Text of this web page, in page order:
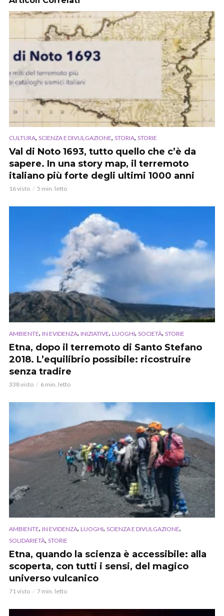
CULTURA, SCIENZA E DIVULGAZIONE, STORIA, STORIE
Val di Noto 1693, tutto quello che c’è da
sapere. In una story map, il terremoto
italiano più forte degli ultimi 1000 anni
16 visto 5 min. letto
AMBIENTE, IN EVIDENZA, INIZIATIVE, LUOGHI, SOCIETÀ, STORIE
Etna, dopo il terremoto di Santo Stefano
2018. L’equilibrio possibile: ricostruire
senza tradire
338 visto 6 min. letto
AMBIENTE, IN EVIDENZA, LUOGHI, SCIENZA E DIVULGAZIONE,
SOLIDARIETÀ, STORIE
Etna, quando la scienza è accessibile: alla
scoperta, con tutti i sensi, del magico
universo vulcanico
71 visto 7 min. letto